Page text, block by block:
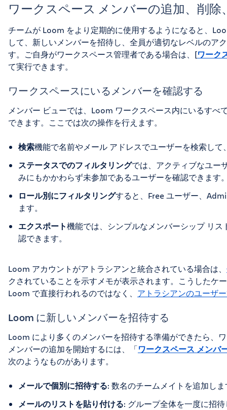
ワークスペース メンバーの追加、削除
チームが Loom をより定期的に使用するようになると、
して、新しいメンバーを招待し、全員が適切なレベルのア
す。ご自身がワークスペース管理者である場合は、[ワーク
て実行できます。
ワークスペースにいるメンバーを確認する
メンバー ビューでは、Loom ワークスペース内にいるすべ
できます。ここでは次の操作を行えます。
検索機能で名前やメール アドレスでユーザーを検索し
ステータスでのフィルタリングでは、アクティブなユー
みにもかかわらず未参加であるユーザーを確認できます
ロール別にフィルタリングすると、Free ユーザー、
ます。
エクスポート機能では、シンプルなメンバーシップ リ
認できます。
Loom アカウントがアトラシアンと統合されている場合は、
クされていることを示すメモが表示されます。こうしたケ
Loom で直接行われるのではなく、 アトラシアンのユーザ
Loom に新しいメンバーを招待する
Loom により多くのメンバーを招待する準備ができたら、
メンバーの追加を開始するには、「ワークスペース メンバ
次のようなものがあります。
メールで個別に招待する: 数名のチームメイトを追加し
メールのリストを貼り付ける: グループ全体を一度に招